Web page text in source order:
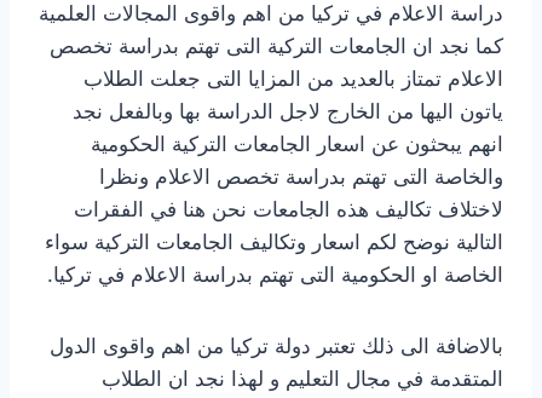
دراسة الاعلام في تركيا من اهم واقوى المجالات العلمية
كما نجد ان الجامعات التركية التى تهتم بدراسة تخصص
الاعلام تمتاز بالعديد من المزايا التى جعلت الطلاب
ياتون اليها من الخارج لاجل الدراسة بها وبالفعل نجد
انهم يبحثون عن اسعار الجامعات التركية الحكومية
والخاصة التى تهتم بدراسة تخصص الاعلام ونظرا
لاختلاف تكاليف هذه الجامعات نحن هنا في الفقرات
التالية نوضح لكم اسعار وتكاليف الجامعات التركية سواء
الخاصة او الحكومية التى تهتم بدراسة الاعلام في تركيا.
بالاضافة الى ذلك تعتبر دولة تركيا من اهم واقوى الدول
المتقدمة في مجال التعليم و لهذا نجد ان الطلاب